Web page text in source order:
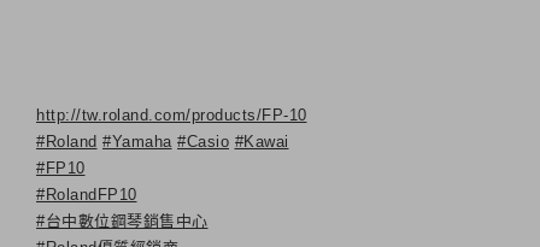
http://tw.roland.com/products/FP-10
#Roland #Yamaha #Casio #Kawai
#FP10
#RolandFP10
#台中數位鋼琴銷售中心